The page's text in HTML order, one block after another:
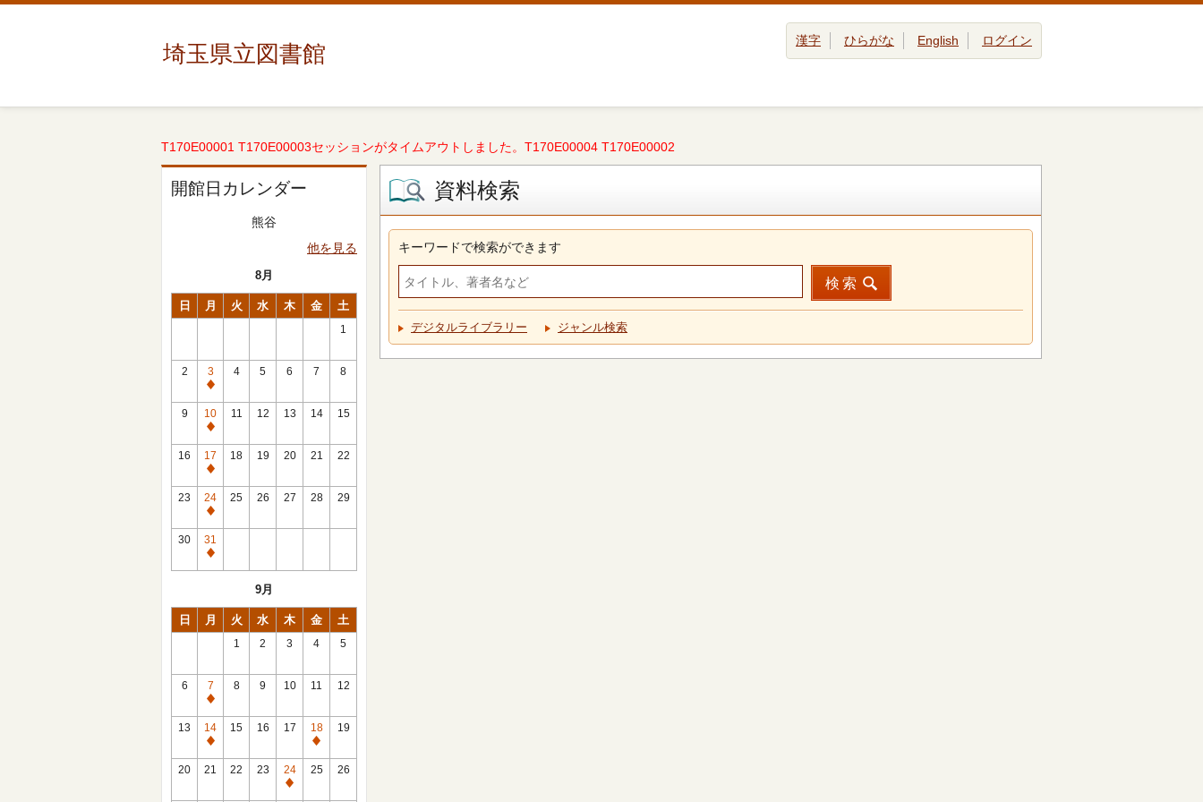
埼玉県立図書館 漢字 ひらがな English ログイン
T170E00001 T170E00003セッションがタイムアウトしました。T170E00004 T170E00002
開館日カレンダー
熊谷
他を見る
8月
日 月 火 水 木 金 土
1
2
3
休
館
日
4 5 6 7 8
9
10
休
館
日
11 12 13 14 15
16
17
休
館
日
18 19 20 21 22
23
24
休
館
日
25 26 27 28 29
30
31
休
9月
日 月 火 水 木 金 土
1 2 3 4 5
6
7
休
館
日
8 9 10 11 12
13
14
休
館
15 16 17
18
休
館
19
20 21 22 23
24
休
25 26
資料検索
キーワードで検索ができます
検索
デジタルライブラリー ジャンル検索